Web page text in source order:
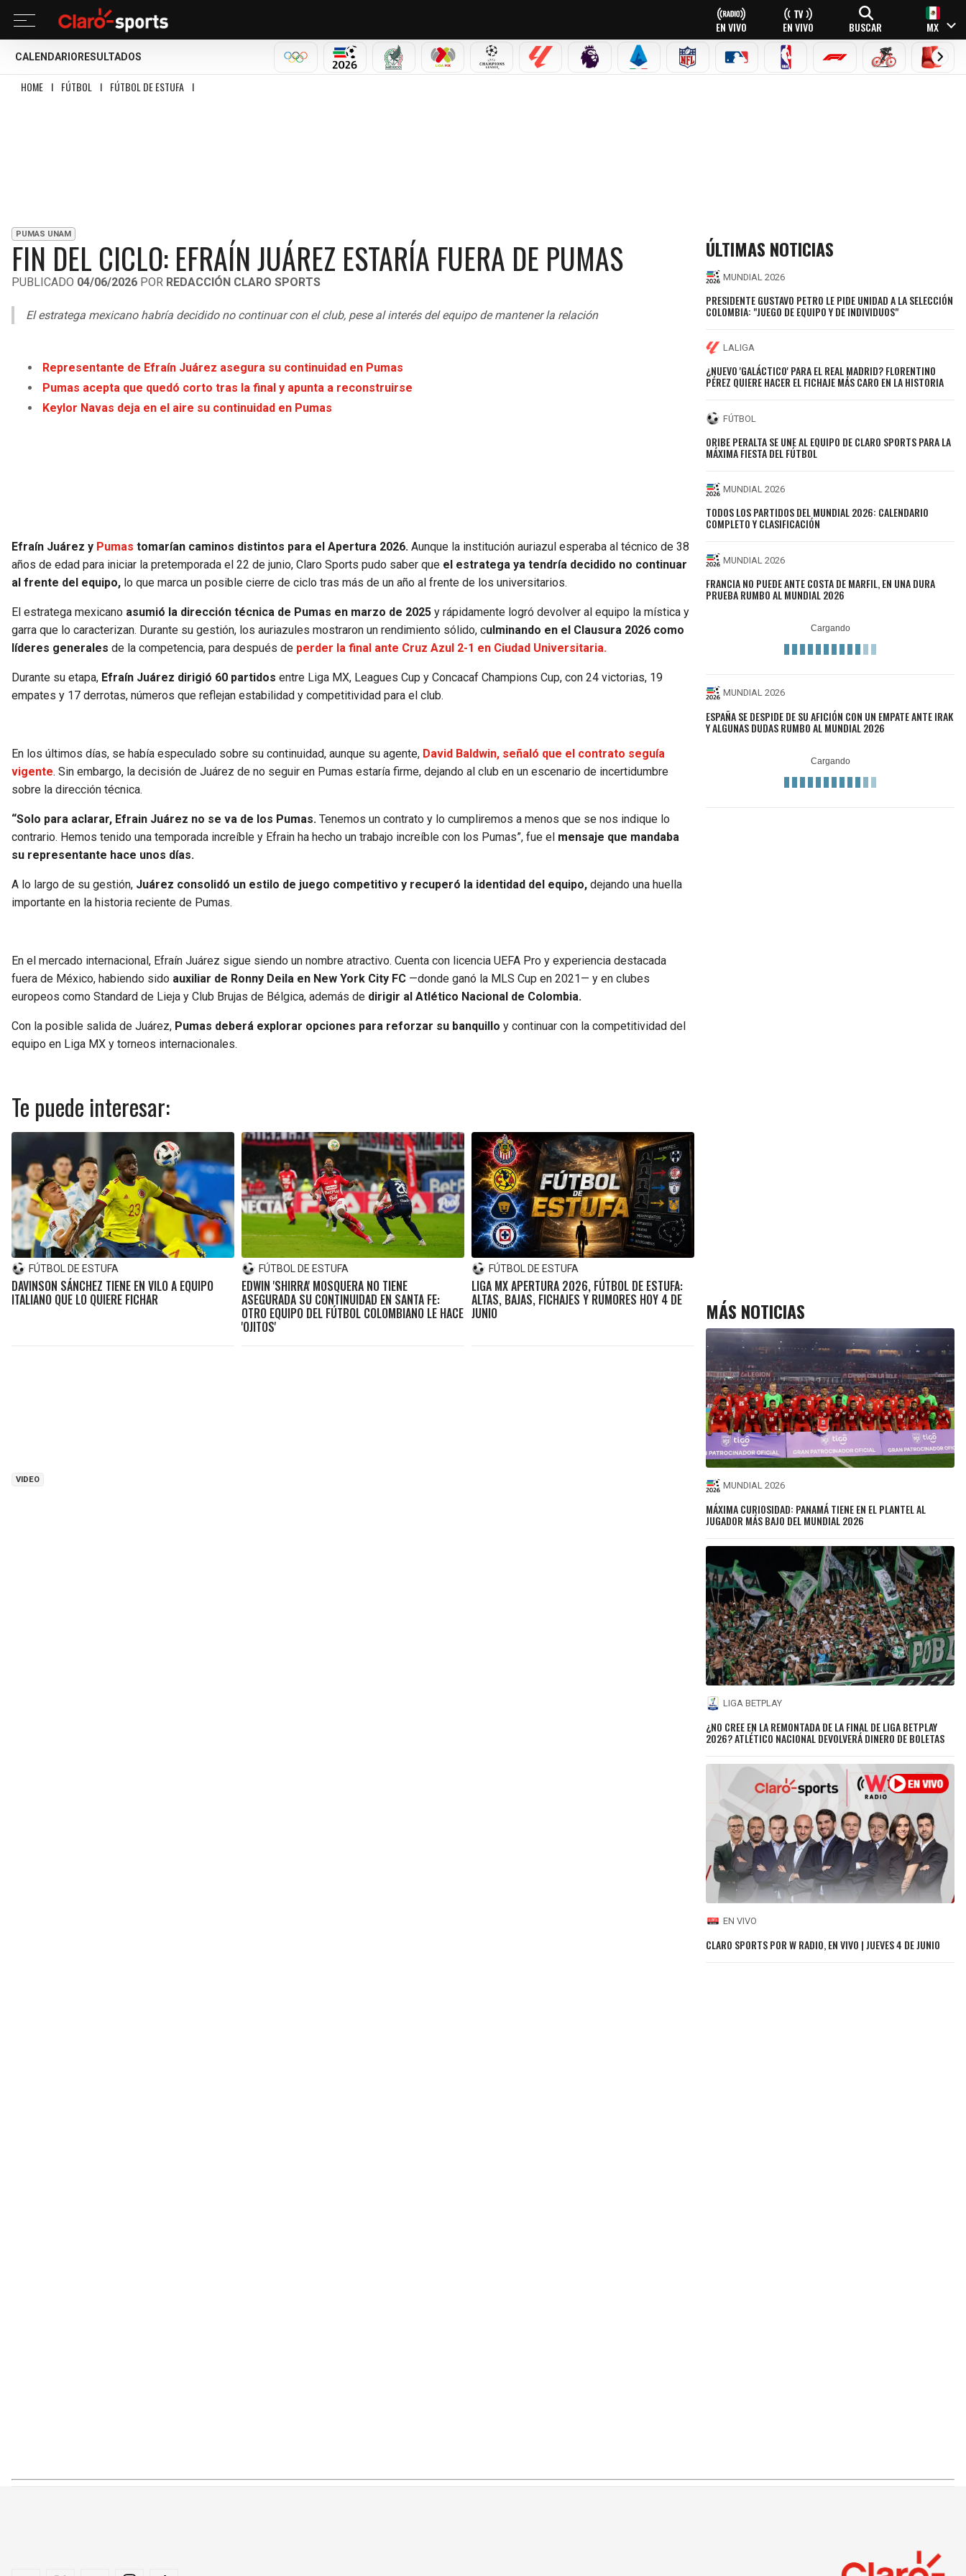
EN VIVO EN VIVO BUSCAR MX
CALENDARIO RESULTADOS
OLÍMPICOSMUNDIAL 2026SELECCIÓN MEXICANA
LIGA MX CHAMPIONS LEAGUE
LALIGA PREMIER LEAGUE
SERIE A NFL MLB NBA FÓRMULA 1CICLISMOBOXEO
HOME I FÚTBOL I FÚTBOL DE ESTUFA I
PUMAS UNAM
FIN DEL CICLO: EFRAÍN JUÁREZ ESTARÍA FUERA DE PUMAS
PUBLICADO 04/06/2026 POR REDACCIÓN CLARO SPORTS
El estratega mexicano habría decidido no continuar con el club, pese al interés del equipo de mantener la relación
Representante de Efraín Juárez asegura su continuidad en Pumas
Pumas acepta que quedó corto tras la final y apunta a reconstruirse
Keylor Navas deja en el aire su continuidad en Pumas
Efraín Juárez y Pumas tomarían caminos distintos para el Apertura 2026. Aunque la institución auriazul esperaba al técnico de 38
años de edad para iniciar la pretemporada el 22 de junio, Claro Sports pudo saber que el estratega ya tendría decidido no continuar
al frente del equipo, lo que marca un posible cierre de ciclo tras más de un año al frente de los universitarios.
El estratega mexicano asumió la dirección técnica de Pumas en marzo de 2025 y rápidamente logró devolver al equipo la mística y
garra que lo caracterizan. Durante su gestión, los auriazules mostraron un rendimiento sólido, culminando en el Clausura 2026 como
líderes generales de la competencia, para después de perder la final ante Cruz Azul 2-1 en Ciudad Universitaria.
Durante su etapa, Efraín Juárez dirigió 60 partidos entre Liga MX, Leagues Cup y Concacaf Champions Cup, con 24 victorias, 19
empates y 17 derrotas, números que reflejan estabilidad y competitividad para el club.
En los últimos días, se había especulado sobre su continuidad, aunque su agente, David Baldwin, señaló que el contrato seguía
vigente. Sin embargo, la decisión de Juárez de no seguir en Pumas estaría firme, dejando al club en un escenario de incertidumbre
sobre la dirección técnica.
“Solo para aclarar, Efrain Juárez no se va de los Pumas. Tenemos un contrato y lo cumpliremos a menos que se nos indique lo
contrario. Hemos tenido una temporada increíble y Efrain ha hecho un trabajo increíble con los Pumas”, fue el mensaje que mandaba
su representante hace unos días.
A lo largo de su gestión, Juárez consolidó un estilo de juego competitivo y recuperó la identidad del equipo, dejando una huella
importante en la historia reciente de Pumas.
En el mercado internacional, Efraín Juárez sigue siendo un nombre atractivo. Cuenta con licencia UEFA Pro y experiencia destacada
fuera de México, habiendo sido auxiliar de Ronny Deila en New York City FC —donde ganó la MLS Cup en 2021— y en clubes
europeos como Standard de Lieja y Club Brujas de Bélgica, además de dirigir al Atlético Nacional de Colombia.
Con la posible salida de Juárez, Pumas deberá explorar opciones para reforzar su banquillo y continuar con la competitividad del
equipo en Liga MX y torneos internacionales.
Te puede interesar:
FÚTBOL DE ESTUFA
DAVINSON SÁNCHEZ TIENE EN VILO A EQUIPO
ITALIANO QUE LO QUIERE FICHAR
FÚTBOL DE ESTUFA
EDWIN 'SHIRRA' MOSQUERA NO TIENE
ASEGURADA SU CONTINUIDAD EN SANTA FE:
OTRO EQUIPO DEL FÚTBOL COLOMBIANO LE HACE
'OJITOS'
FÚTBOL DE ESTUFA
LIGA MX APERTURA 2026, FÚTBOL DE ESTUFA:
ALTAS, BAJAS, FICHAJES Y RUMORES HOY 4 DE
JUNIO
VIDEO
ÚLTIMAS NOTICIAS
MUNDIAL 2026
PRESIDENTE GUSTAVO PETRO LE PIDE UNIDAD A LA SELECCIÓN
COLOMBIA: "JUEGO DE EQUIPO Y DE INDIVIDUOS"
LALIGA
¿NUEVO 'GALÁCTICO' PARA EL REAL MADRID? FLORENTINO
PÉREZ QUIERE HACER EL FICHAJE MÁS CARO EN LA HISTORIA
FÚTBOL
ORIBE PERALTA SE UNE AL EQUIPO DE CLARO SPORTS PARA LA
MÁXIMA FIESTA DEL FÚTBOL
MUNDIAL 2026
TODOS LOS PARTIDOS DEL MUNDIAL 2026: CALENDARIO
COMPLETO Y CLASIFICACIÓN
MUNDIAL 2026
FRANCIA NO PUEDE ANTE COSTA DE MARFIL, EN UNA DURA
PRUEBA RUMBO AL MUNDIAL 2026
MUNDIAL 2026
ESPAÑA SE DESPIDE DE SU AFICIÓN CON UN EMPATE ANTE IRAK
Y ALGUNAS DUDAS RUMBO AL MUNDIAL 2026
MÁS NOTICIAS
MUNDIAL 2026
MÁXIMA CURIOSIDAD: PANAMÁ TIENE EN EL PLANTEL AL
JUGADOR MÁS BAJO DEL MUNDIAL 2026
LIGA BETPLAY
¿NO CREE EN LA REMONTADA DE LA FINAL DE LIGA BETPLAY
2026? ATLÉTICO NACIONAL DEVOLVERÁ DINERO DE BOLETAS
EN VIVO
CLARO SPORTS POR W RADIO, EN VIVO | JUEVES 4 DE JUNIO